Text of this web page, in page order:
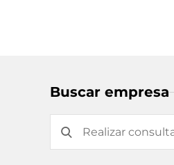
Buscar empresa